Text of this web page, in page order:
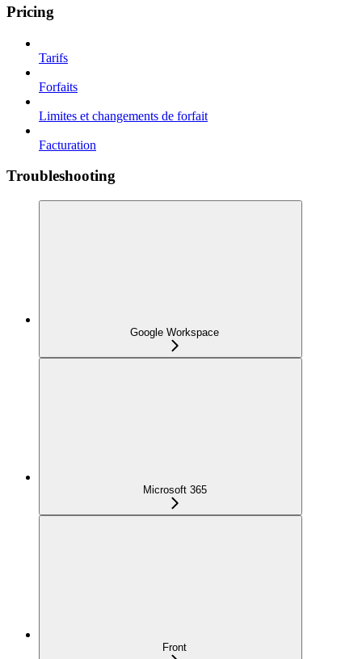
Pricing
Tarifs
Forfaits
Limites et changements de forfait
Facturation
Troubleshooting
Google Workspace
Microsoft 365
Front